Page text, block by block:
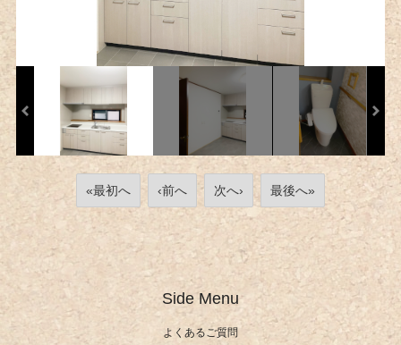
«最初へ ‹前へ 次へ› 最後へ»
Side Menu
よくあるご質問